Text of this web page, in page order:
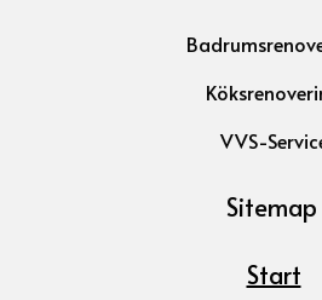
VVS-
Sitemap
Start